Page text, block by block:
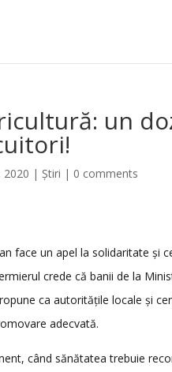
un
2020 |Știri | 0 comments
face un apel la solidaritate și
crede că banii de la
ca autoritățile locale și
adecvată.
când sănătatea trebuie